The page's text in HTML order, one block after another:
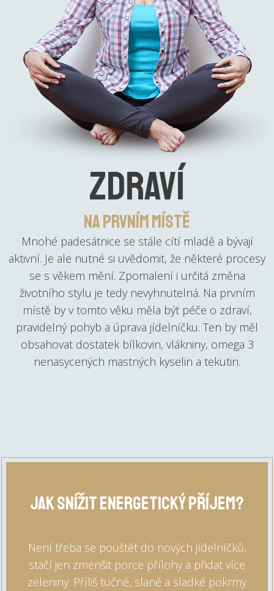
zdraví
na prvním místě
Mnohé padesátnice se stále cítí mladě a bývají
aktivní. Je ale nutné si uvědomit, že některé procesy
se s věkem mění. Zpomalení i určitá změna
životního stylu je tedy nevyhnutelná. Na prvním
místě by v tomto věku měla být péče o zdraví,
pravidelný pohyb a úprava jídelníčku. Ten by měl
obsahovat dostatek bílkovin, vlákniny, omega 3
nenasycených mastných kyselin a tekutin.
Jak snížit energetický příjem?
Není třeba se pouštět do nových jídelníčků,
stačí jen zmenšit porce přílohy a přidat více
zeleniny. Příliš tučné, slané a sladké pokrmy